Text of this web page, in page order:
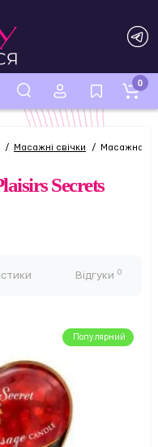
0
Масажні свічки Масажна
Secrets
Відгуки 0
Популярний